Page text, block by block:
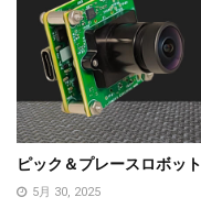
ピック＆プレースロボッ
5月 30, 2025